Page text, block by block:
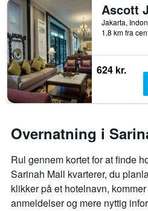
Jakarta,
1,8 km fra
624 kr.
Overnatning i
Rul gennem kortet for at finde
Sarinah Mall kvarterer, du
klikker på et hotelnavn,
anmeldelser og mere nyttig